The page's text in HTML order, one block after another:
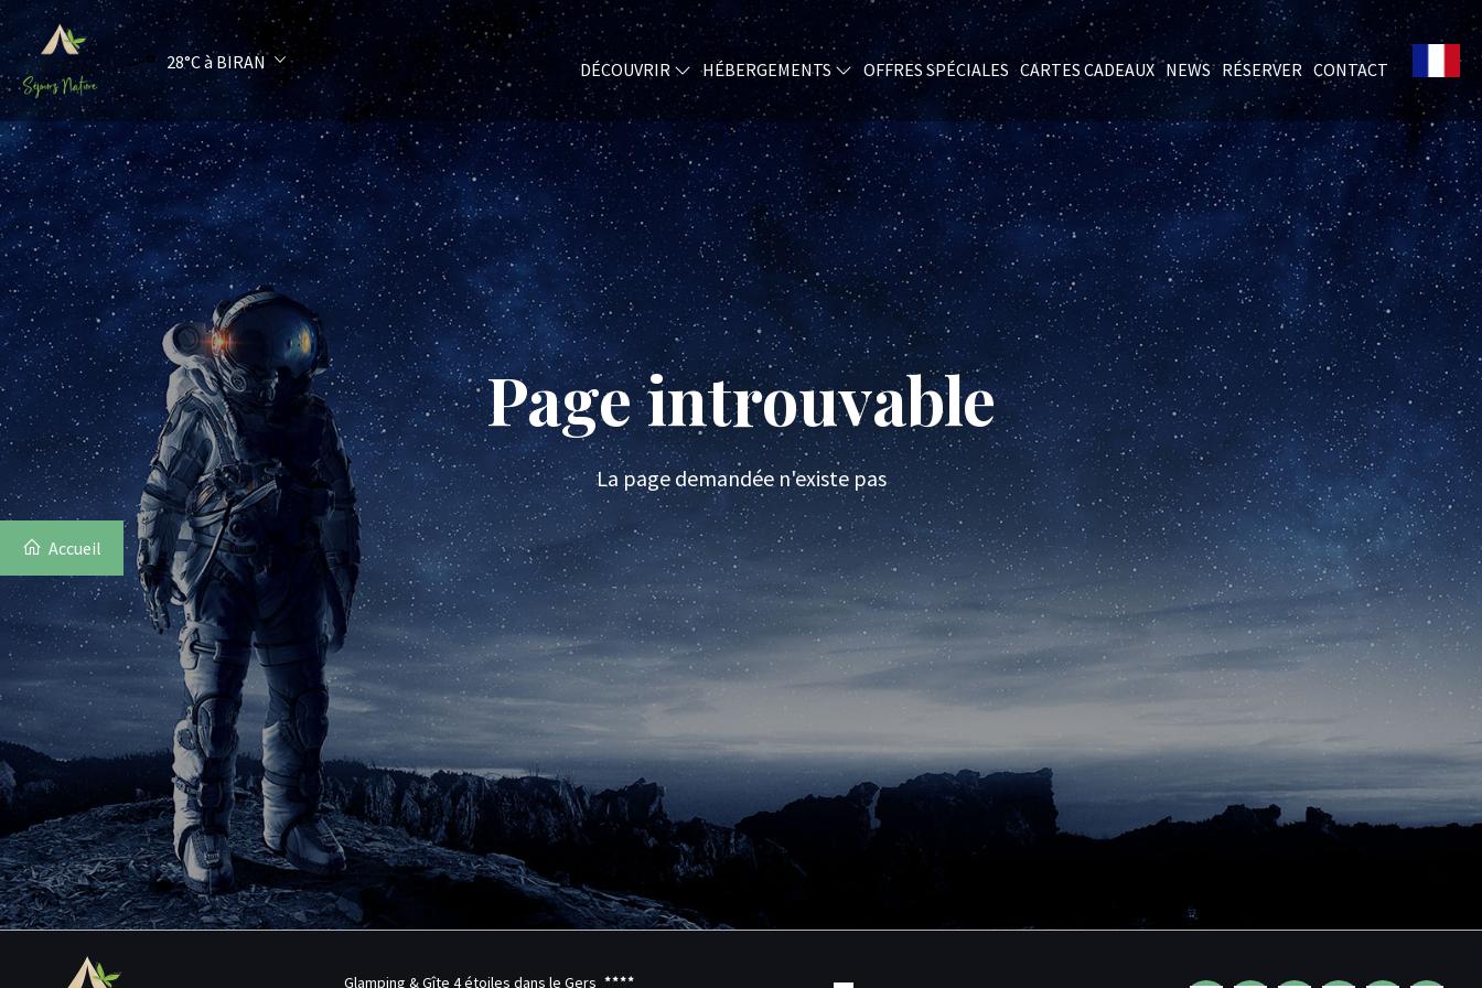
28°Cà BIRAN DÉCOUVRIR HÉBERGEMENTS OFFRES SPÉCIALES CARTES CADEAUX NEWS RÉSERVER CONTACT
Page introuvable
La page demandée n'existe pas
Accueil
Glamping & Gîte 4 étoiles dans le Gers